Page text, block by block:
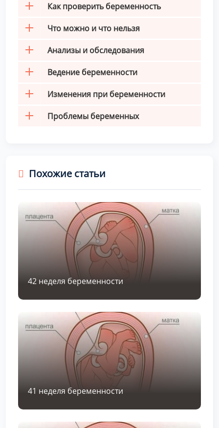
Как проверить беременность
Что можно и что нельзя
Анализы и обследования
Ведение беременности
Изменения при беременности
Проблемы беременных
Похожие статьи
42 неделя беременности
41 неделя беременности